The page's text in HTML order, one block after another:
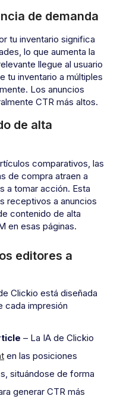
de demanda
tu inventario significa
lo que aumenta la
llegue al usuario
tu inventario a múltiples
Los anuncios
CTR más altos.
de alta
comparativos, las
de compra atraen a
a tomar acción. Esta
receptivos a anuncios
contenido de alta
en esas páginas.
editores a
Clickio está diseñada
cada impresión
– La IA de Clickio
en las posiciones
situándose de forma
generar CTR más